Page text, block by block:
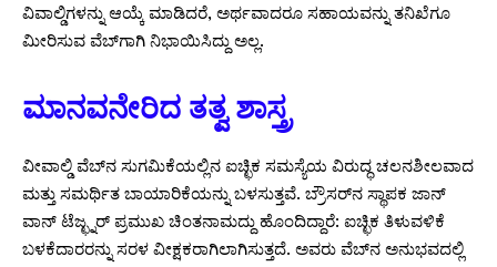
ವಿವಾಲ್ಡಿಗಳನ್ನು ಆಯ್ಕೆ ಮಾಡಿದರೆ, ಅರ್ಥವಾದರೂ ಸಹಾಯವನ್ನು ತನಿಖೆಗೂ
ಮೀರಿಸುವ ವೆಬ್‌ಗಾಗಿ ನಿಭಾಯಿಸಿದ್ದು ಅಲ್ಲ.
ಮಾನವನೇರಿದ ತತ್ವ ಶಾಸ್ತ್ರ
ವೀವಾಲ್ಡಿ ವೆಬ್‌ನ ಸುಗಮಿಕೆಯಲ್ಲಿನ ಐಚ್ಛಿಕ ಸಮಸ್ಯೆಯ ವಿರುದ್ಧ ಚಲನಶೀಲವಾದ
ಮತ್ತು ಸಮರ್ಥಿತ ಬಾಯಾರಿಕೆಯನ್ನು ಬಳಸುತ್ತವೆ. ಬ್ರೌಸರ್‌ನ ಸ್ಥಾಪಕ ಜಾನ್
ವಾನ್ ಟೆಜ್ಛ್ನರ್ ಪ್ರಮುಖ ಚಿಂತನಾಮದ್ದು ಹೊಂದಿದ್ದಾರೆ: ಐಚ್ಛಿಕ ತಿಳುವಳಿಕೆ
ಬಳಕೆದಾರರನ್ನು ಸರಳ ವೀಕ್ಷಕರಾಗಿಲಾಗಿಸುತ್ತದೆ. ಅವರು ವೆಬ್‌ನ ಅನುಭವದಲ್ಲಿ